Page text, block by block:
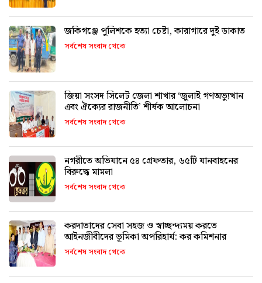
জকিগঞ্জে পুলিশকে হত্যা চেষ্টা, কারাগারে দুই ডাকাত
সর্বশেষ সংবাদ থেকে
জিয়া সংসদ সিলেট জেলা শাখার ‘জুলাই গণঅভ্যুত্থান
এবং ঐক্যের রাজনীতি’ শীর্ষক আলোচনা
সর্বশেষ সংবাদ থেকে
নগরীতে অভিযানে ৫৪ গ্রেফতার, ৬৫টি যানবাহনের
বিরুদ্ধে মামলা
সর্বশেষ সংবাদ থেকে
করদাতাদের সেবা সহজ ও স্বাচ্ছন্দ্যময় করতে
আইনজীবীদের ভূমিকা অপরিহার্য: কর কমিশনার
সর্বশেষ সংবাদ থেকে